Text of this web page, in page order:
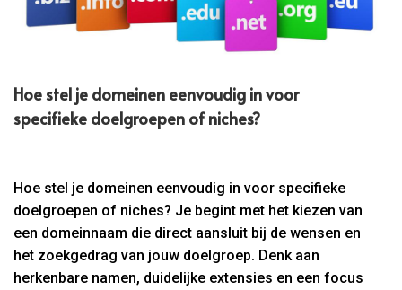
Hoe stel je domeinen eenvoudig in voor
specifieke doelgroepen of niches?
Hoe stel je domeinen eenvoudig in voor specifieke
doelgroepen of niches? Je begint met het kiezen van
een domeinnaam die direct aansluit bij de wensen en
het zoekgedrag van jouw doelgroep. Denk aan
herkenbare namen, duidelijke extensies en een focus